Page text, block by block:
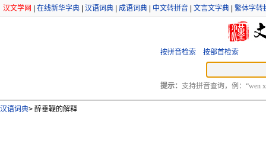
汉文学网 在线新华字典 汉语词典 成语词典 中文转拼音 文言文字典 繁体字转
按拼音检索 按部首检索
提示： 支持拼音查询，例：“wen
汉语词典> 醉垂鞭的解释